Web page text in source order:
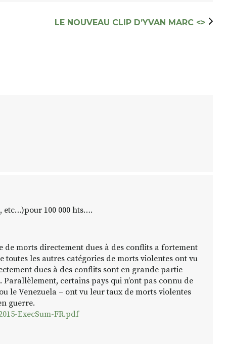
LE NOUVEAU CLIP D’YVAN MARC <>
etc…)pour 100 000 hts….
morts directement dues à des conflits a fortement
toutes les autres catégories de morts violentes ont vu
dues à des conflits sont en grande partie
certains pays qui n’ont pas connu de
le Venezuela – ont vu leur taux de morts violentes
guerre.
ExecSum-FR.pdf